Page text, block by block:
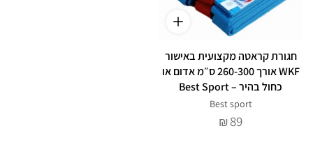
חגורת קראטה מקצועית באישור
WKF אורך 260-300 ס״מ אדום או
כחול בהיר – Best Sport
Best sport
₪89